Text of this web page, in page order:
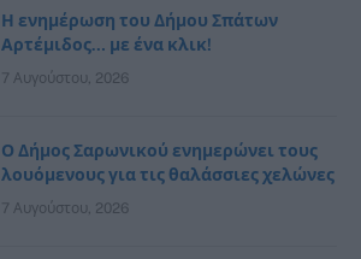
Η ενημέρωση του Δήμου Σπάτων
Αρτέμιδος… με ένα κλικ!
7 Αυγούστου, 2026
Ο Δήμος Σαρωνικού ενημερώνει τους
λουόμενους για τις θαλάσσιες χελώνες
7 Αυγούστου, 2026